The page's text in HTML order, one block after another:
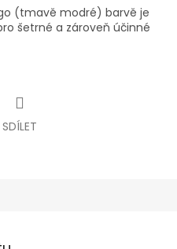
(tmavě modré) barvě je
šetrné a zároveň účinné
SDÍLET